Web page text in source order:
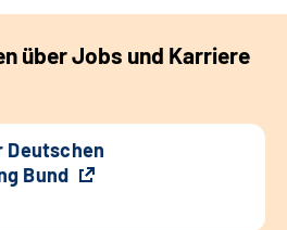
über Jobs und Karriere
Deutschen
Bund